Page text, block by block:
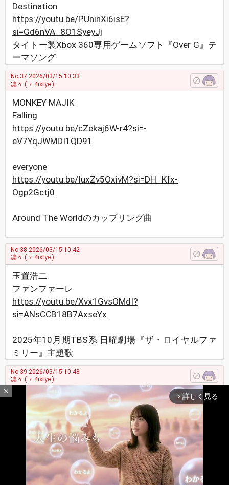
最新レスへ 上へ 下へ
Destination
https://youtu.be/PUninXi6isE?
si=Gd6nVA_8O1SyeyJj
タイトー製Xbox 360専用ゲームソフト『Over G』テ
ーマソング
No.37 2026/03/15 10:33
凛々 ( ♀ 4ixtye )
MONKEY MAJIK
Falling
https://youtu.be/cZekaj6W-r4?si=-
eV7YqJWMDI1QD91
everyone
https://youtu.be/IuxZv5OxivM?si=DH_Kfx-
Ogp2Gctj0
Around The Worldのカップリング曲
No.38 2026/03/15 10:42
凛々 ( ♀ 4ixtye )
玉置浩二
ファンファーレ
https://youtu.be/Xvx1GvsOMdI?
si=ANsCCB18B7AxseYx
2025年10月期TBS系 日曜劇場『ザ・ロイヤルファ
ミリー』主題歌
No.39 2026/03/15 10:48
凛々 ( ♀ 4ixtye )
ヨルシカ
花に亡霊
https://youtu.be/9lVPAWLWtWc?si=WQKv-f3zF2wP-
2026/03/16 09:12
( ♀ 4ixtye )
山下智久
close
arrow_forward_ios 詳しく見る